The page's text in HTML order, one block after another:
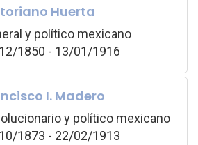
Huerta
y político mexicano
1850 - 13/01/1916
I. Madero
y político mexicano
1873 - 22/02/1913